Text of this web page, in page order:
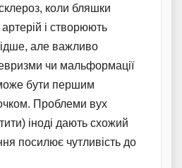
коли бляшки
і створюють
але важливо
чи мальформації
бути першим
Проблеми вух
іноді дають схожий
посилює чутливість до